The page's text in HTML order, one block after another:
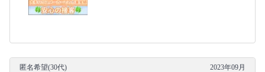
匿名希望(30代) 2023年09月